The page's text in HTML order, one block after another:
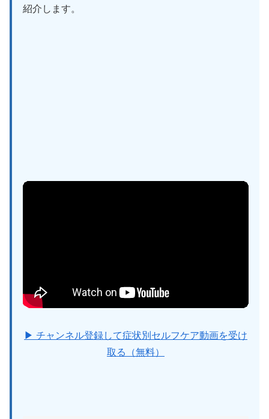
紹介します。
▶ チャンネル登録して症状別セルフケア動画を受け
取る（無料）